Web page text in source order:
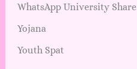
WhatsApp University Share
Yojana
Youth Spat